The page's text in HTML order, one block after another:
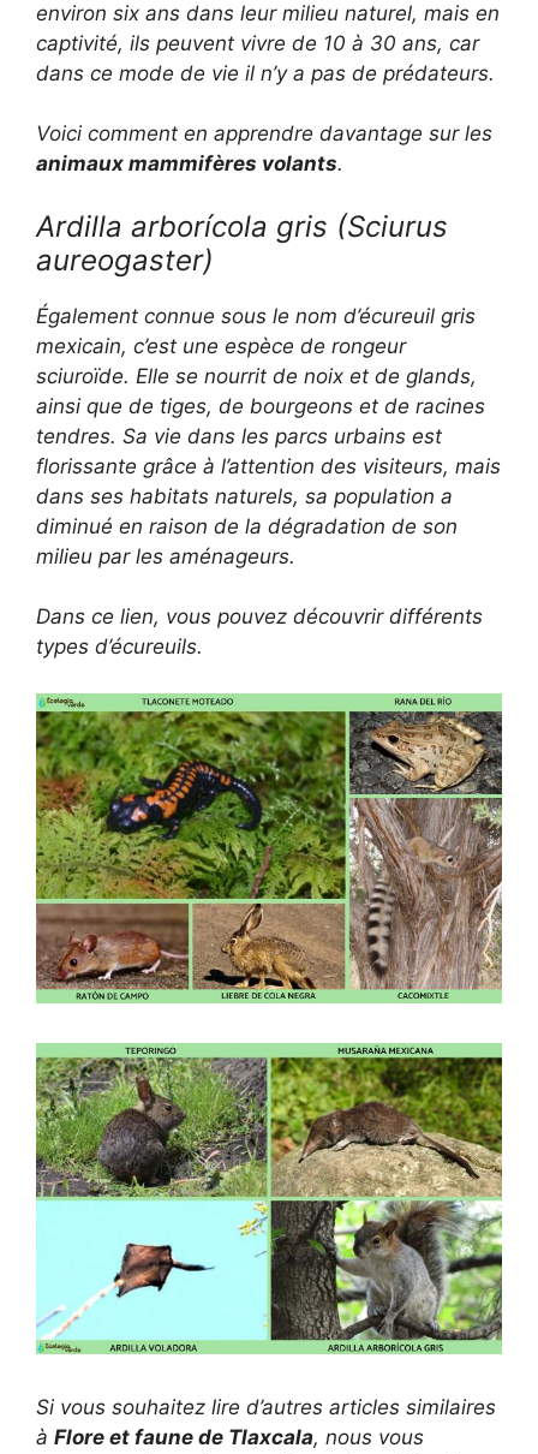
environ six ans dans leur milieu naturel, mais en
captivité, ils peuvent vivre de 10 à 30 ans, car
dans ce mode de vie il n’y a pas de prédateurs.
Voici comment en apprendre davantage sur les
animaux mammifères volants.
Ardilla arborícola gris (Sciurus
aureogaster)
Également connue sous le nom d’écureuil gris
mexicain, c’est une espèce de rongeur
sciuroïde. Elle se nourrit de noix et de glands,
ainsi que de tiges, de bourgeons et de racines
tendres. Sa vie dans les parcs urbains est
florissante grâce à l’attention des visiteurs, mais
dans ses habitats naturels, sa population a
diminué en raison de la dégradation de son
milieu par les aménageurs.
Dans ce lien, vous pouvez découvrir différents
types d’écureuils.
Si vous souhaitez lire d’autres articles similaires
à Flore et faune de Tlaxcala, nous vous